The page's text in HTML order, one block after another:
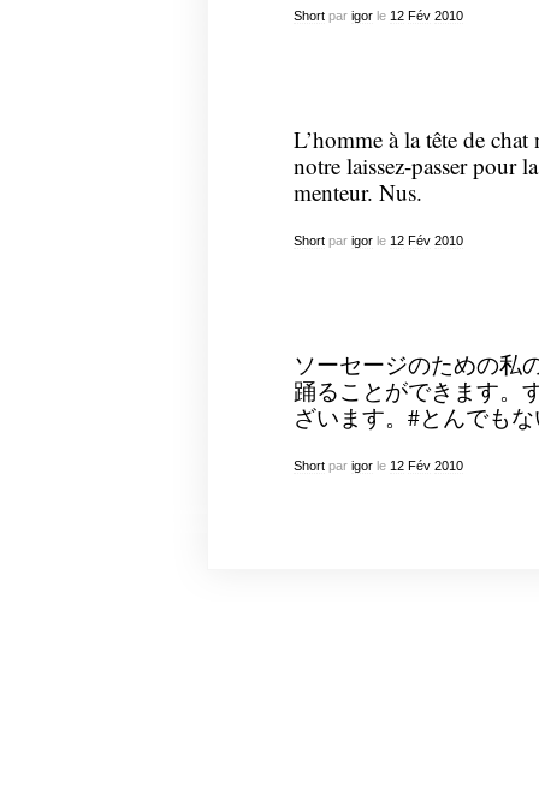
Shortpar igorle 12 Fév 2010
L’homme à la tête de chat
notre laissez-passer pour
menteur. Nus.
Shortpar igorle 12 Fév 2010
ソーセージのための私
踊ることができます。
ざいます。#とんでも
Shortpar igorle 12 Fév 2010